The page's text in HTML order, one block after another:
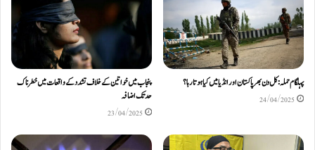
پہلگام حملہ: کل دن بھر پاکستان اور انڈیا میں کیا ہوتا رہا؟
24/04/2025
پنجاب میں خواتین کے خلاف تشدد کے واقعات میں خطرناک
حد تک اضافہ
23/04/2025